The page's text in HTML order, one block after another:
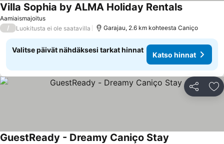
Aamiaismajoitus
Villa Sophia by ALMA Holiday Rentals
/ Luokitusta ei ole saatavilla Garajau, 2.6 km kohteesta Caniço
Valitse päivät nähdäksesi tarkat hinnat
Katso hinnat
Jaa
GuestReady - Dreamy Caniço Stay